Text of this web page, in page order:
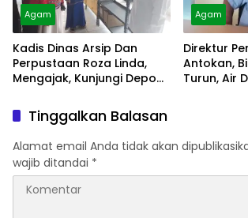
Agam
Kadis Dinas Arsip Dan
Perpustaan Roza Linda,
Mengajak, Kunjungi Depo
Agam
Direktur
Antokan,
Turun, Air
Tinggalkan Balasan
Alamat email Anda tidak akan
wajib ditandai *